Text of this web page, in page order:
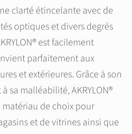
clarté étincelante avec de
optiques et divers degrés
est facilement
parfaitement aux
et extérieures. Grâce à son
sa malléabilité, AKRYLON®
matériau de choix pour
et de vitrines ainsi que